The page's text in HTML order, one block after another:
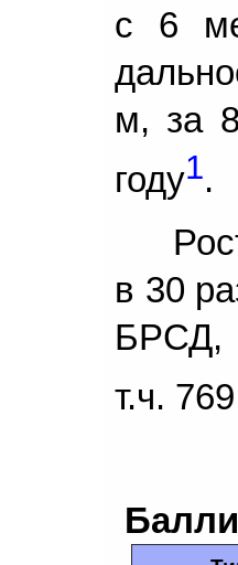
с 6
м, за
году1.
в 30
БРСД,
т.ч.